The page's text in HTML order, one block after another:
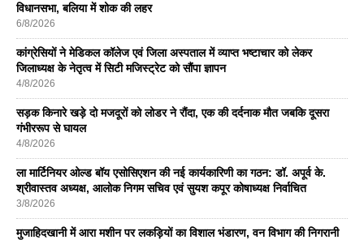
विधानसभा, बलिया में शोक की लहर
6/8/2026
कांग्रेसियों ने मेडिकल कॉलेज एवं जिला अस्पताल में व्याप्त भष्टाचार को लेकर
जिलाध्यक्ष के नेतृत्व में सिटी मजिस्ट्रेट को सौंपा ज्ञापन
4/8/2026
सड़क किनारे खड़े दो मजदूरों को लोडर ने रौंदा, एक की दर्दनाक मौत जबकि दूसरा
गंभीररूप से घायल
4/8/2026
ला मार्टिनियर ओल्ड बॉय एसोसिएशन की नई कार्यकारिणी का गठन: डॉ. अपूर्व के.
श्रीवास्तव अध्यक्ष, आलोक निगम सचिव एवं सुयश कपूर कोषाध्यक्ष निर्वाचित
3/8/2026
मुजाहिदखानी में आरा मशीन पर लकड़ियों का विशाल भंडारण, वन विभाग की निगरानी